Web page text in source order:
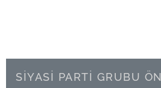
SİYASİ PARTİ GRUBU